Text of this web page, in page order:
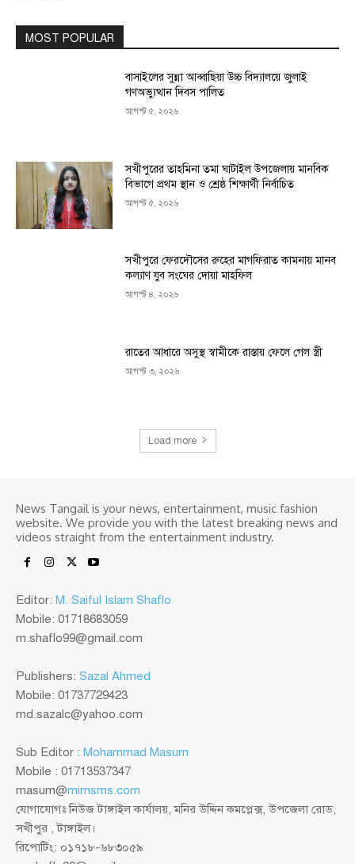
MOST POPULAR
বাসাইলের সুন্না আব্বাছিয়া উচ্চ বিদ্যালয়ে জুলাই
গণঅভ্যুত্থান দিবস পালিত
আগস্ট ৫, ২০২৬
সখীপুরের তাহমিনা তমা ঘাটাইল উপজেলায় মানবিক
বিভাগে প্রথম স্থান ও শ্রেষ্ঠ শিক্ষার্থী নির্বাচিত
আগস্ট ৫, ২০২৬
সখীপুরে ফেরদৌসের রুহের মাগফিরাত কামনায় মানব
কল্যাণ যুব সংঘের দোয়া মাহফিল
আগস্ট ৪, ২০২৬
রাতের আধারে অসুস্থ স্বামীকে রাস্তায় ফেলে গেল স্ত্রী
আগস্ট ৩, ২০২৬
Load more
News Tangail is your news, entertainment, music fashion
website. We provide you with the latest breaking news and
videos straight from the entertainment industry.
Editor: M. Saiful Islam Shaflo
Mobile: 01718683059
m.shaflo99@gmail.com
Publishers: Sazal Ahmed
Mobile: 01737729423
md.sazalc@yahoo.com
Sub Editor : Mohammad Masum
Mobile : 01713537347
masum@mimsms.com
যোগাযোগঃ নিউজ টাঙ্গাইল কার্যালয়, মনির উদ্দিন কমপ্লেক্স, উপজেলা রোড,
সখীপুর , টাঙ্গাইল।
রিপোটিং: ০১৭১৮-৬৮৩০৫৯